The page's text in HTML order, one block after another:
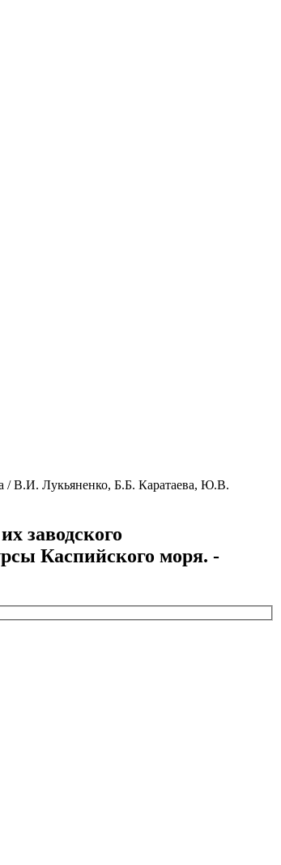
/ В.И. Лукьяненко, Б.Б. Каратаева, Ю.В.
заводского
Каспийского моря. -